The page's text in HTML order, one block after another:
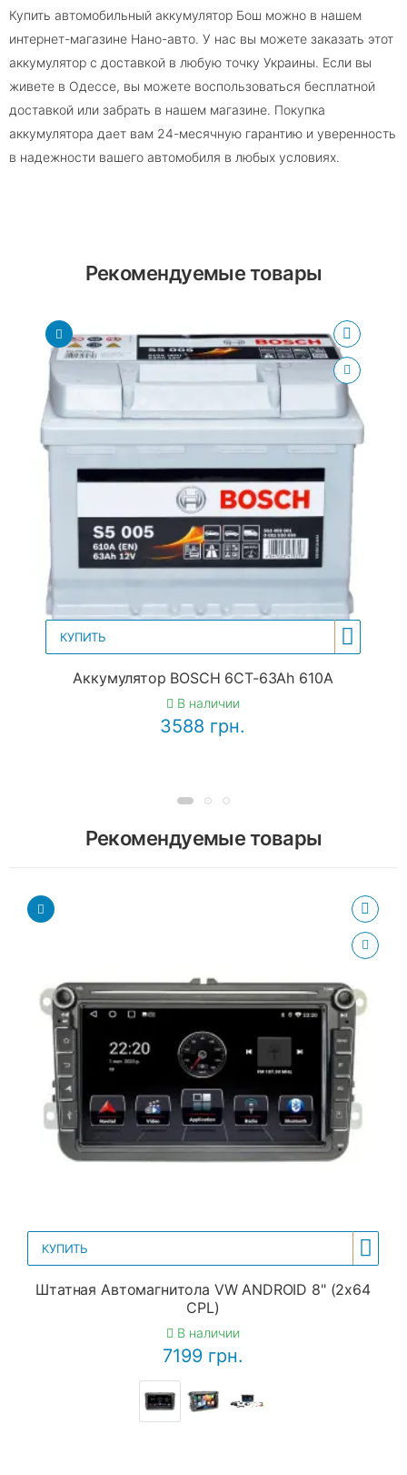
Купить автомобильный аккумулятор Бош можно в нашем
интернет-магазине Нано-авто. У нас вы можете заказать этот
аккумулятор с доставкой в ​​любую точку Украины. Если вы
живете в Одессе, вы можете воспользоваться бесплатной
доставкой или забрать в нашем магазине. Покупка
аккумулятора дает вам 24-месячную гарантию и уверенность
в надежности вашего автомобиля в любых условиях.
Рекомендуемые товары
КУПИТЬ
Аккумулятор BOSCH 6CT-63Ah 610A
В наличии
3588 грн.
Рекомендуемые товары
КУПИТЬ
Штатная Автомагнитола VW ANDROID 8" (2x64
CPL)
В наличии
7199 грн.